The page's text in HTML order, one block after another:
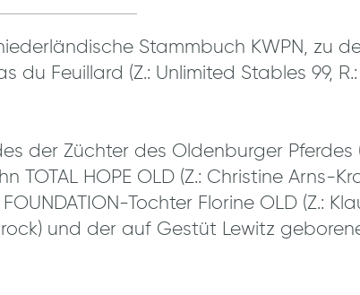
Stammbuch KWPN, zu
du Feuillard (Z.: Unlimited Stables 99,
der Züchter des Oldenburger Pferdes
TOTAL HOPE OLD (Z.: Christine Arns-
Tochter Florine OLD (Z.:
und der auf Gestüt Lewitz